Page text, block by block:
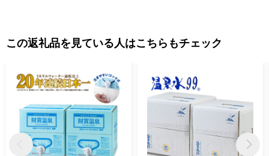
さと職人技で注目を集めている「薩摩錫器」や「薩摩切子」など
この返礼品を見ている人はこちらもチェック